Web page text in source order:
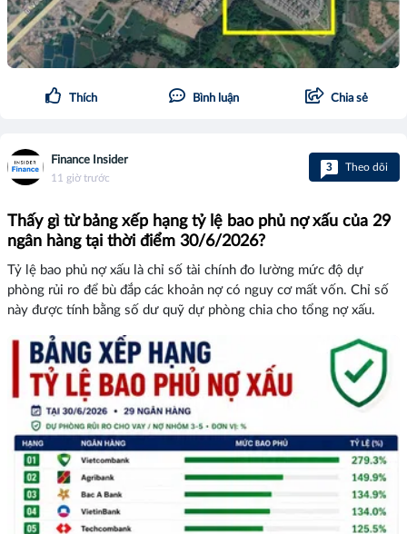
Thích Bình luận Chia sẻ
Finance Insider
11 giờ trước
3 Theo dõi
Thấy gì từ bảng xếp hạng tỷ lệ bao phủ nợ xấu của 29
ngân hàng tại thời điểm 30/6/2026?
Tỷ lệ bao phủ nợ xấu là chỉ số tài chính đo lường mức độ dự
phòng rủi ro để bù đắp các khoản nợ có nguy cơ mất vốn. Chỉ số
này được tính bằng số dư quỹ dự phòng chia cho tổng nợ xấu.